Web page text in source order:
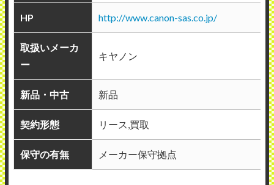
HP http://www.canon-sas.co.jp/
取扱いメーカ
ー
キヤノン
新品・中古 新品
契約形態 リース,買取
保守の有無 メーカー保守拠点